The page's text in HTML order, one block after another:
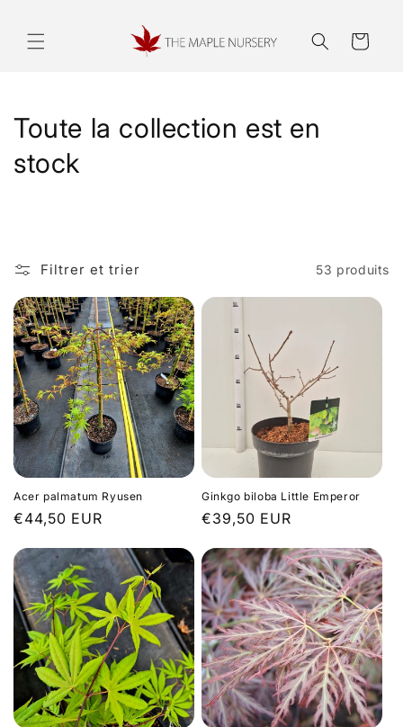
contenu
Panier
C
o
e
c
t
i
o
n
:
Toute la collection est en
stock
Filtrer et trier 53 produits
Acer palmatum Ryusen
Prix
€44,50 EUR
Ginkgo biloba Little Emperor
Prix
€39,50 EUR